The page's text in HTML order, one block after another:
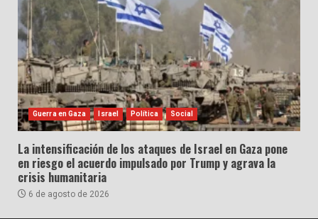
Guerra en Gaza Israel Política Social
La intensificación de los ataques de Israel en Gaza pone
en riesgo el acuerdo impulsado por Trump y agrava la
crisis humanitaria
6 de agosto de 2026